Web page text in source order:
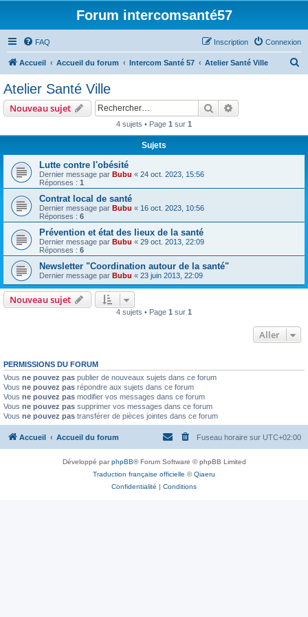
Forum intercomsanté57
FAQ Connexion
Inscription
Accueil Accueil du forum Intercom Santé 57 Atelier Santé Ville
Atelier Santé Ville
Nouveau sujet Rechercher
4 sujets • Page 1 sur 1
Sujets
Lutte contre l'obésité
Dernier message par Bubu « 24 oct. 2023, 15:56
Réponses : 1
Contrat local de santé
Dernier message par Bubu « 16 oct. 2023, 10:56
Réponses : 6
Prévention et état des lieux de la santé
Dernier message par Bubu « 29 oct. 2013, 22:09
Réponses : 6
Newsletter "Coordination autour de la santé"
Dernier message par Bubu « 23 juin 2013, 22:09
Nouveau sujet
4 sujets • Page 1 sur 1
Aller
PERMISSIONS DU FORUM
Vous ne pouvez pas publier de nouveaux sujets dans ce forum
Vous ne pouvez pas répondre aux sujets dans ce forum
Vous ne pouvez pas modifier vos messages dans ce forum
Vous ne pouvez pas supprimer vos messages dans ce forum
Vous ne pouvez pas transférer de pièces jointes dans ce forum
Accueil Accueil du forum Fuseau horaire sur UTC+02:00
Développé parphpBB® Forum Software © phpBB Limited
Traduction française officielle ©Qiaeru
Confidentialité | Conditions